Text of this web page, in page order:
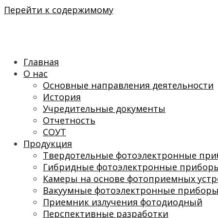
Перейти к содержимому
Главная
О нас
Основные направления деятельности
История
Учредительные документы
Отчетность
СОУТ
Продукция
Твердотельные фотоэлектронные
Гибридные фотоэлектронные
Камеры на основе фотоприемных
Вакуумные фотоэлектронные приборы
Приемник излучения фотодиодный
Перспективные разработки